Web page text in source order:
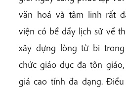
văn hoá và tâm linh rất
viện có bề dầy lịch sử về
xây dựng lòng từ bi
chức giáo dục đa tôn
giá cao tính đa dạng.